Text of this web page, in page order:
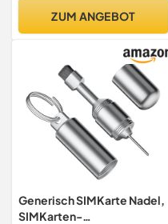
Micro-SD-Speicherkarten,
1 Auswurfstiften - Schwarz
ZUM ANGEBOT
Generisch SIMKarte Nadel,
SIMKarten-